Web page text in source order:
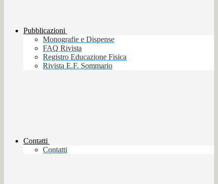
Pubblicazioni
Monografie e Dispense
FAQ Rivista
Registro Educazione Fisica
Rivista E.F. Sommario
Contatti
Contatti